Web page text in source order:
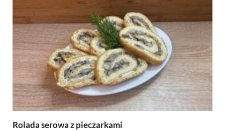
Rolada serowa z pieczarkami